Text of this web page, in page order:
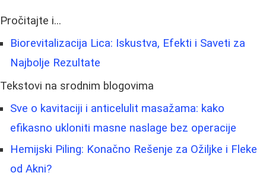
Pročitajte i...
Biorevitalizacija Lica: Iskustva, Efekti i Saveti za
Najbolje Rezultate
Tekstovi na srodnim blogovima
Sve o kavitaciji i anticelulit masažama: kako
efikasno ukloniti masne naslage bez operacije
Hemijski Piling: Konačno Rešenje za Ožiljke i Fleke
od Akni?